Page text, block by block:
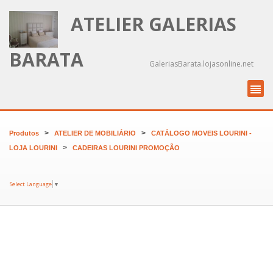
ATELIER GALERIAS
BARATA
GaleriasBarata.lojasonline.net
Produtos > ATELIER DE MOBILIÁRIO > CATÁLOGO MOVEIS LOURINI -
LOJA LOURINI > CADEIRAS LOURINI PROMOÇÃO
Select Language ▼